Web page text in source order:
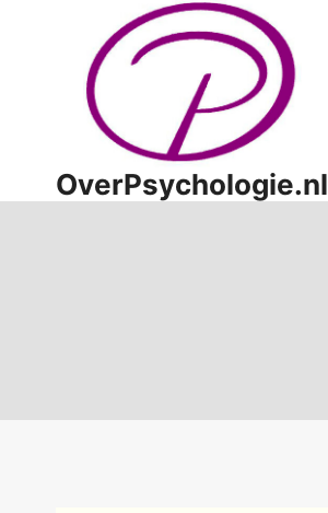
OverPsychologie.nl